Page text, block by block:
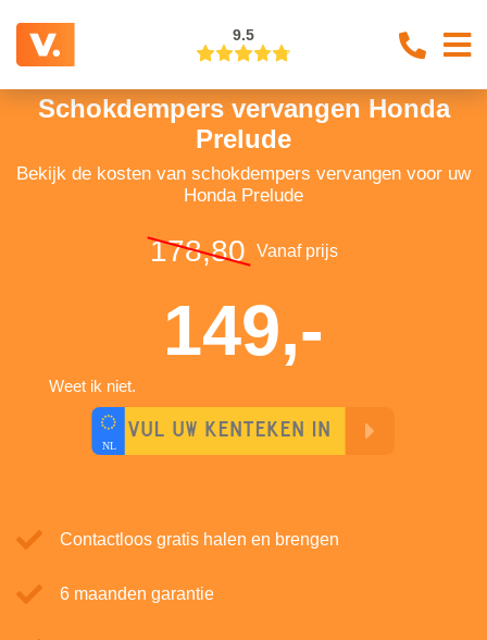
9.5
Schokdempers vervangen Honda
Prelude
Bekijk de kosten van schokdempers vervangen voor uw
Honda Prelude
178,80 Vanaf prijs
149,-
Weet ik niet.
Contactloos gratis halen en brengen
6 maanden garantie